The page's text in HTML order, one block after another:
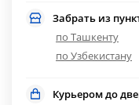
Забрать из
по Ташкенту
по Узбекистану
Курьером до